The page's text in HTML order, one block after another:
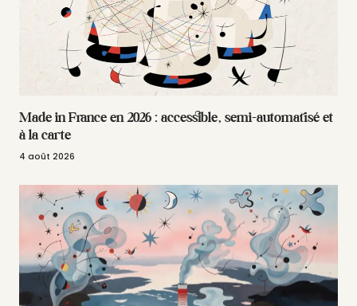
Made in France en 2026 : accessible, semi-automatisé et
à la carte
4 août 2026